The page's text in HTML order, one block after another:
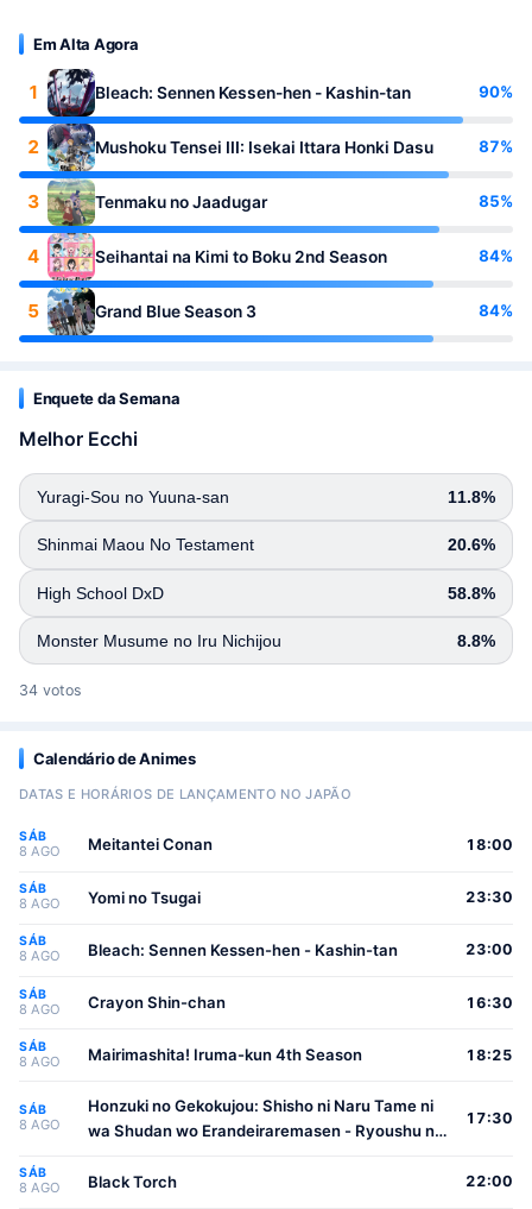
Em Alta Agora
1 Bleach: Sennen Kessen-hen - Kashin-tan 90%
2 Mushoku Tensei III: Isekai Ittara Honki Dasu 87%
3 Tenmaku no Jaadugar 85%
4 Seihantai na Kimi to Boku 2nd Season 84%
5 Grand Blue Season 3 84%
Enquete da Semana
Melhor Ecchi
Yuragi-Sou no Yuuna-san 11.8%
Shinmai Maou No Testament 20.6%
High School DxD 58.8%
Monster Musume no Iru Nichijou 8.8%
34 votos
Calendário de Animes
DATAS E HORÁRIOS DE LANÇAMENTO NO JAPÃO
SÁB
8 AGO Meitantei Conan 18:00
SÁB
8 AGO Yomi no Tsugai 23:30
SÁB
8 AGO Bleach: Sennen Kessen-hen - Kashin-tan 23:00
SÁB
8 AGO Crayon Shin-chan 16:30
SÁB
8 AGO Mairimashita! Iruma-kun 4th Season 18:25
SÁB
8 AGO
Honzuki no Gekokujou: Shisho ni Naru Tame ni
wa Shudan wo Erandeiraremasen - Ryoushu no
17:30
SÁB
8 AGO Black Torch 22:00